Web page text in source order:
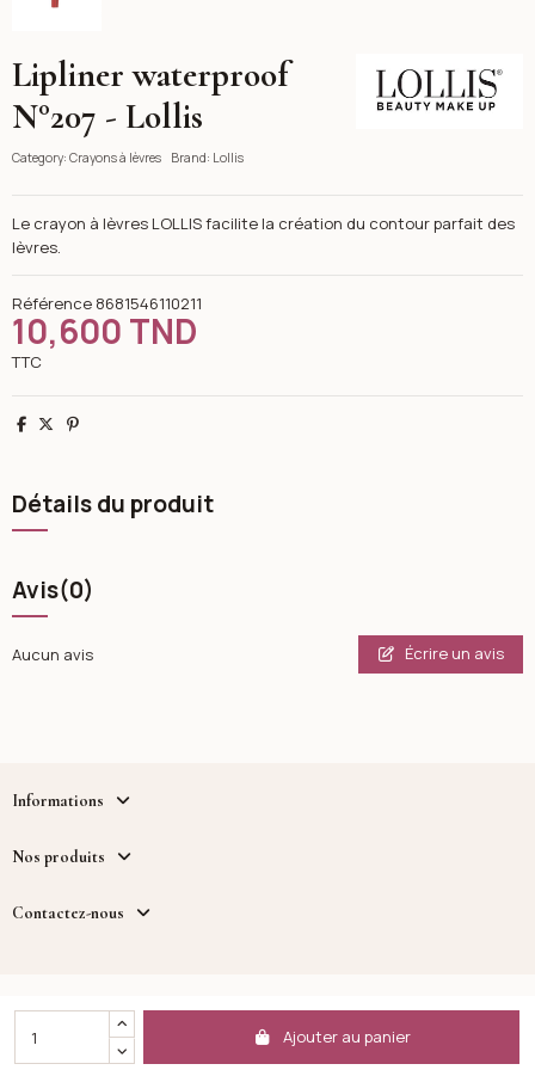
Lollis
Lipliner waterproof
N°207 - Lollis
Category: Crayons à lèvres Brand: Lollis
Le crayon à lèvres LOLLIS facilite la création du contour parfait des
lèvres.
Référence 8681546110211
10,600 TND
TTC
Ajouter au panier
Partager
TweetPinterest
Détails du produit
Avis(0)
Aucun avis Écrire un avis
Informations
Nos produits
Contactez-nous
DISTRIBUTION™
Facebook
Instagram